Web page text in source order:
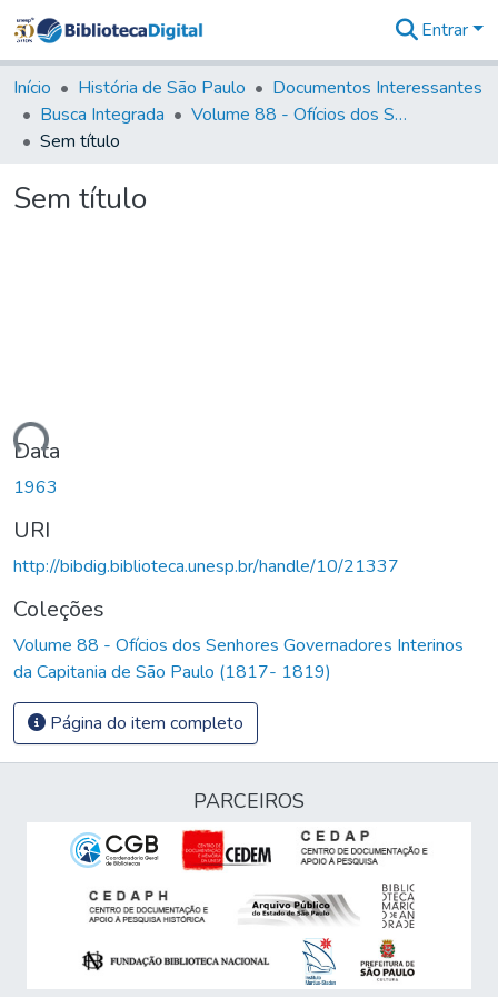
&
Coleções
Tudo na
Entrar
Início História de São Paulo
Documentos Interessantes
Busca Integrada
Volume 88 - Ofícios dos Senhores Governadores Interinos da Capitania de São Paulo (1817- 1819)
Sem título
Sem título
Data
1963
URI
http://bibdig.biblioteca.unesp.br/handle/10/21337
Coleções
Volume 88 - Ofícios dos Senhores Governadores Interinos
da Capitania de São Paulo (1817- 1819)
Página do item completo
PARCEIROS